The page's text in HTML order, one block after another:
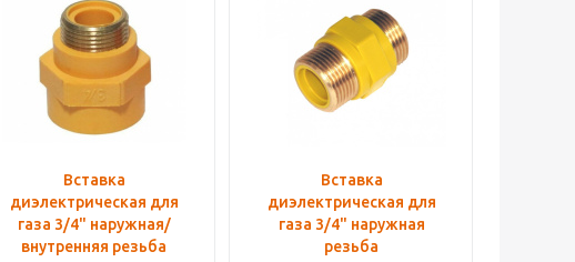
Вставка
диэлектрическая для
газа 3/4" наружная/
внутренняя резьба
Вставка
диэлектрическая для
газа 3/4" наружная
резьба